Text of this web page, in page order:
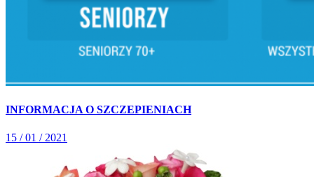
INFORMACJA O SZCZEPIENIACH
15 / 01 / 2021